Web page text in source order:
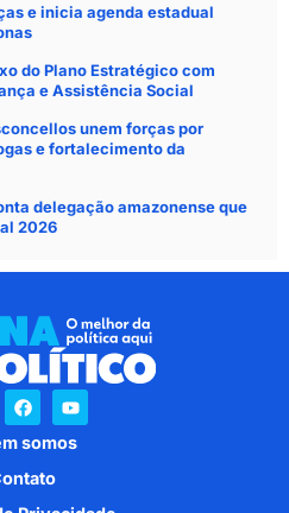
e inicia agenda estadual
do Plano Estratégico com
e Assistência Social
unem forças por
e fortalecimento da
delegação amazonense que
2026
somos